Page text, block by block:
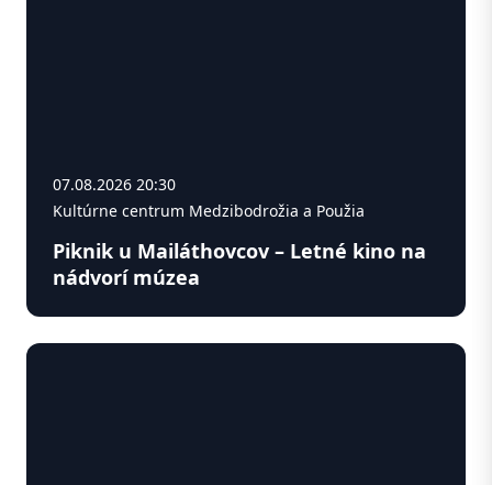
07.08.2026 20:30
Kultúrne centrum Medzibodrožia a Použia
Piknik u Mailáthovcov – Letné kino na
nádvorí múzea